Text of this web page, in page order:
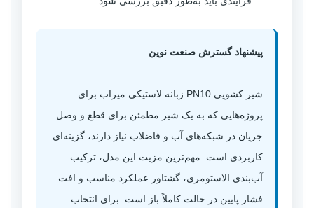
پیشنهاد گسترش صنعت نوین
شیر کشویی PN10 زبانه لاستیکی میراب برای
پروژه‌هایی که به یک شیر مطمئن برای قطع و وصل
جریان در شبکه‌های آب و فاضلاب نیاز دارند، گزینه‌ای
کاربردی است. مهم‌ترین مزیت این مدل، ترکیب
آب‌بندی الاستومری، گشتاور عملکرد مناسب و افت
فشار پایین در حالت کاملاً باز است. برای انتخاب